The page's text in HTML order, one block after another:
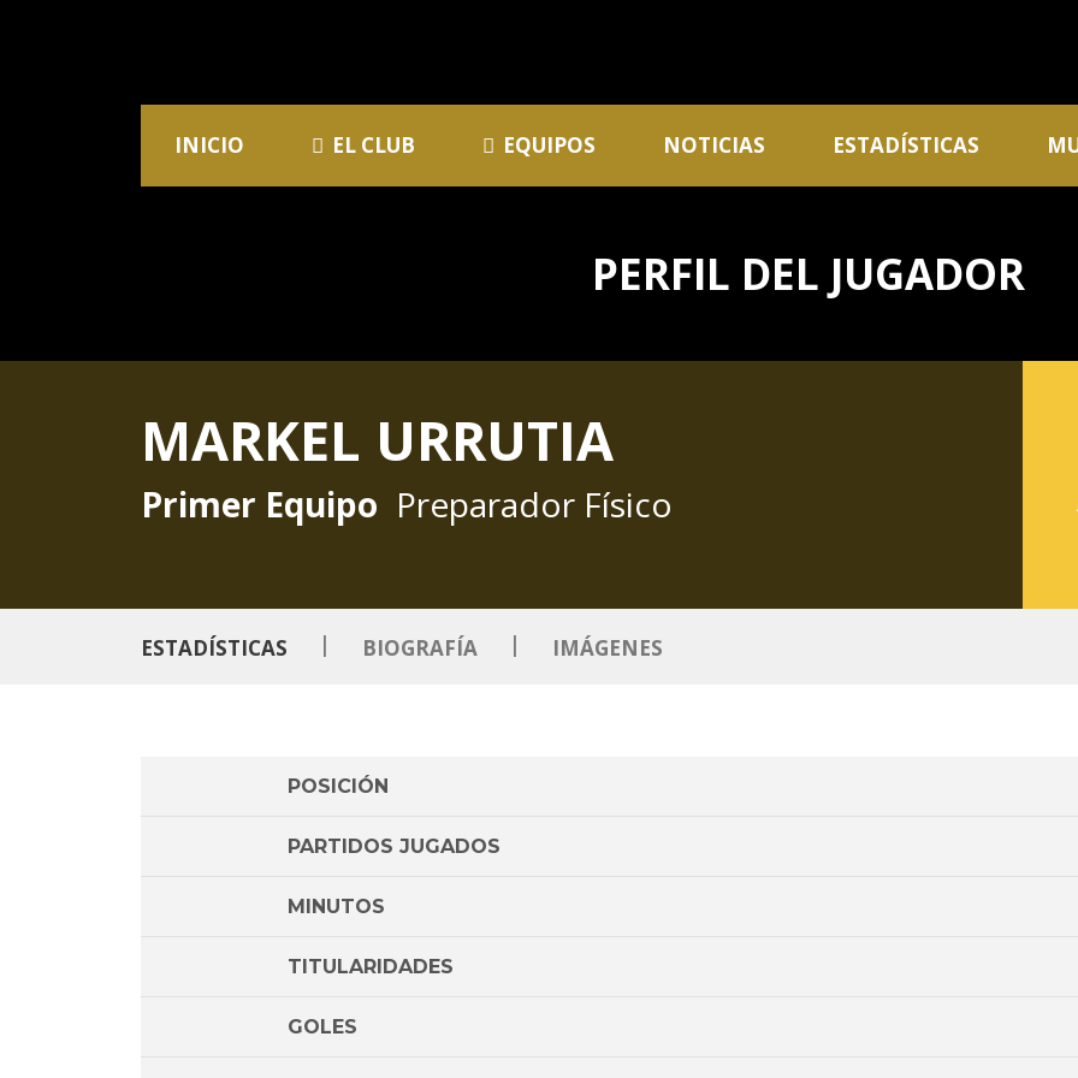
INICIO EL CLUB EQUIPOS NOTICIAS ESTADÍSTICAS
PERFIL DEL JUGADOR
MARKEL URRUTIA
Primer Equipo Preparador Físico
ESTADÍSTICAS | BIOGRAFÍA | IMÁGENES
POSICIÓN
PARTIDOS JUGADOS
MINUTOS
TITULARIDADES
GOLES